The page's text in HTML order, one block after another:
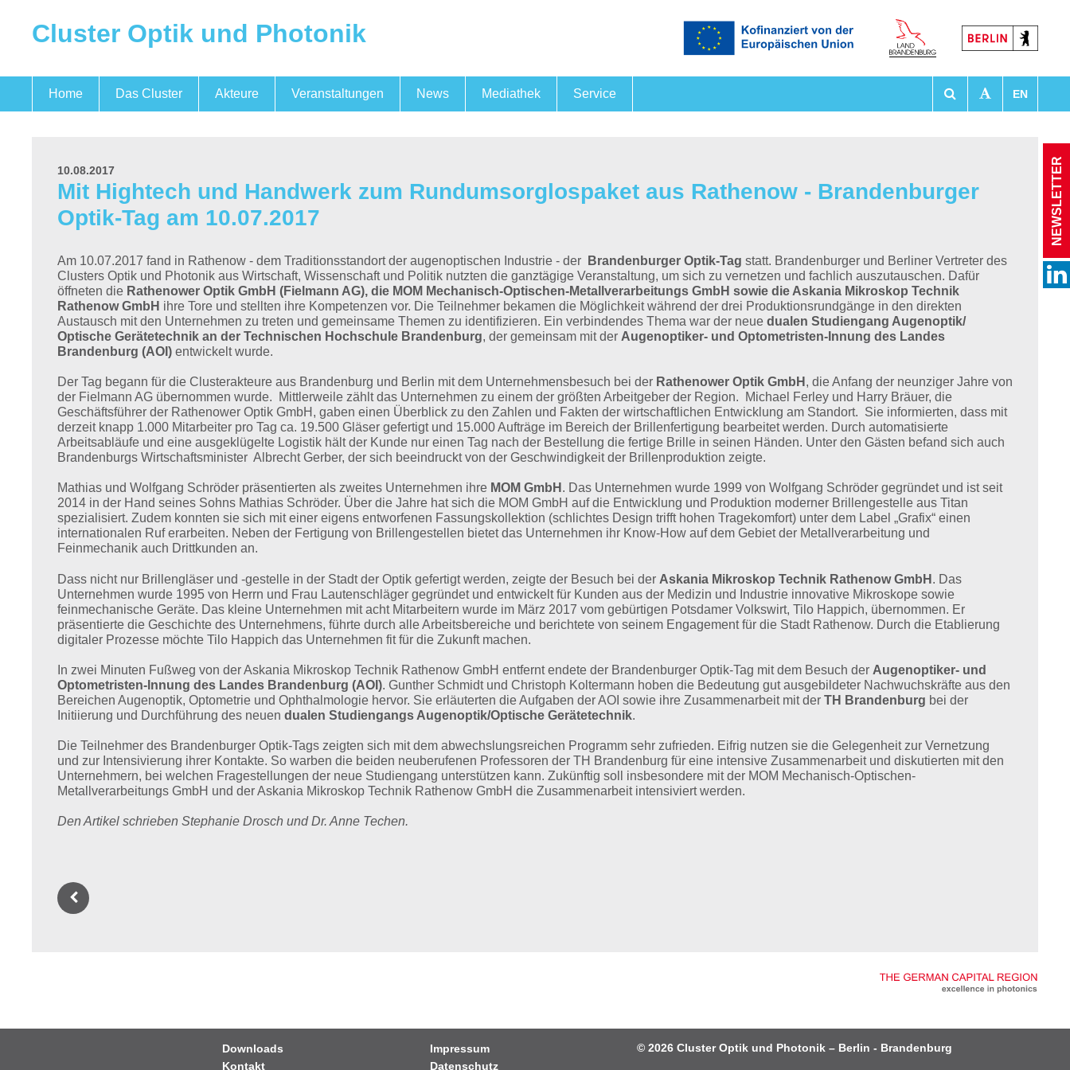
Cluster Optik und Photonik
EN
Home Das Cluster Akteure Veranstaltungen News Mediathek Service
10.08.2017
Mit Hightech und Handwerk zum Rundumsorglospaket aus Rathenow - Brandenburger
Optik-Tag am 10.07.2017
Am 10.07.2017 fand in Rathenow - dem Traditionsstandort der augenoptischen Industrie - der Brandenburger Optik-Tag statt. Brandenburger und Berliner Vertreter des
Clusters Optik und Photonik aus Wirtschaft, Wissenschaft und Politik nutzten die ganztägige Veranstaltung, um sich zu vernetzen und fachlich auszutauschen. Dafür
öffneten die Rathenower Optik GmbH (Fielmann AG), die MOM Mechanisch-Optischen-Metallverarbeitungs GmbH sowie die Askania Mikroskop Technik
Rathenow GmbH ihre Tore und stellten ihre Kompetenzen vor. Die Teilnehmer bekamen die Möglichkeit während der drei Produktionsrundgänge in den direkten
Austausch mit den Unternehmen zu treten und gemeinsame Themen zu identifizieren. Ein verbindendes Thema war der neue dualen Studiengang Augenoptik/
Optische Gerätetechnik an der Technischen Hochschule Brandenburg, der gemeinsam mit der Augenoptiker- und Optometristen-Innung des Landes
Brandenburg (AOI) entwickelt wurde.
Der Tag begann für die Clusterakteure aus Brandenburg und Berlin mit dem Unternehmensbesuch bei der Rathenower Optik GmbH , die Anfang der neunziger Jahre von
der Fielmann AG übernommen wurde. Mittlerweile zählt das Unternehmen zu einem der größten Arbeitgeber der Region. Michael Ferley und Harry Bräuer, die
Geschäftsführer der Rathenower Optik GmbH, gaben einen Überblick zu den Zahlen und Fakten der wirtschaftlichen Entwicklung am Standort. Sie informierten, dass mit
derzeit knapp 1.000 Mitarbeiter pro Tag ca. 19.500 Gläser gefertigt und 15.000 Aufträge im Bereich der Brillenfertigung bearbeitet werden. Durch automatisierte
Arbeitsabläufe und eine ausgeklügelte Logistik hält der Kunde nur einen Tag nach der Bestellung die fertige Brille in seinen Händen. Unter den Gästen befand sich auch
Brandenburgs Wirtschaftsminister Albrecht Gerber, der sich beeindruckt von der Geschwindigkeit der Brillenproduktion zeigte.
Mathias und Wolfgang Schröder präsentierten als zweites Unternehmen ihre MOM GmbH . Das Unternehmen wurde 1999 von Wolfgang Schröder gegründet und ist seit
2014 in der Hand seines Sohns Mathias Schröder. Über die Jahre hat sich die MOM GmbH auf die Entwicklung und Produktion moderner Brillengestelle aus Titan
spezialisiert. Zudem konnten sie sich mit einer eigens entworfenen Fassungskollektion (schlichtes Design trifft hohen Tragekomfort) unter dem Label „Grafix“ einen
internationalen Ruf erarbeiten. Neben der Fertigung von Brillengestellen bietet das Unternehmen ihr Know-How auf dem Gebiet der Metallverarbeitung und
Feinmechanik auch Drittkunden an.
Dass nicht nur Brillengläser und -gestelle in der Stadt der Optik gefertigt werden, zeigte der Besuch bei der Askania Mikroskop Technik Rathenow GmbH . Das
Unternehmen wurde 1995 von Herrn und Frau Lautenschläger gegründet und entwickelt für Kunden aus der Medizin und Industrie innovative Mikroskope sowie
feinmechanische Geräte. Das kleine Unternehmen mit acht Mitarbeitern wurde im März 2017 vom gebürtigen Potsdamer Volkswirt, Tilo Happich, übernommen. Er
präsentierte die Geschichte des Unternehmens, führte durch alle Arbeitsbereiche und berichtete von seinem Engagement für die Stadt Rathenow. Durch die Etablierung
digitaler Prozesse möchte Tilo Happich das Unternehmen fit für die Zukunft machen.
In zwei Minuten Fußweg von der Askania Mikroskop Technik Rathenow GmbH entfernt endete der Brandenburger Optik-Tag mit dem Besuch der Augenoptiker- und
Optometristen-Innung des Landes Brandenburg (AOI). Gunther Schmidt und Christoph Koltermann hoben die Bedeutung gut ausgebildeter Nachwuchskräfte aus den
Bereichen Augenoptik, Optometrie und Ophthalmologie hervor. Sie erläuterten die Aufgaben der AOI sowie ihre Zusammenarbeit mit der TH Brandenburg bei der
Initiierung und Durchführung des neuen dualen Studiengangs Augenoptik/Optische Gerätetechnik.
Die Teilnehmer des Brandenburger Optik-Tags zeigten sich mit dem abwechslungsreichen Programm sehr zufrieden. Eifrig nutzen sie die Gelegenheit zur Vernetzung
und zur Intensivierung ihrer Kontakte. So warben die beiden neuberufenen Professoren der TH Brandenburg für eine intensive Zusammenarbeit und diskutierten mit den
Unternehmern, bei welchen Fragestellungen der neue Studiengang unterstützen kann. Zukünftig soll insbesondere mit der MOM Mechanisch-Optischen-
Metallverarbeitungs GmbH und der Askania Mikroskop Technik Rathenow GmbH die Zusammenarbeit intensiviert werden.
Den Artikel schrieben Stephanie Drosch und Dr. Anne Techen.
NEWSLETTER
Downloads
Kontakt
Impressum
Datenschutz
© 2026 Cluster Optik und Photonik – Berlin - Brandenburg